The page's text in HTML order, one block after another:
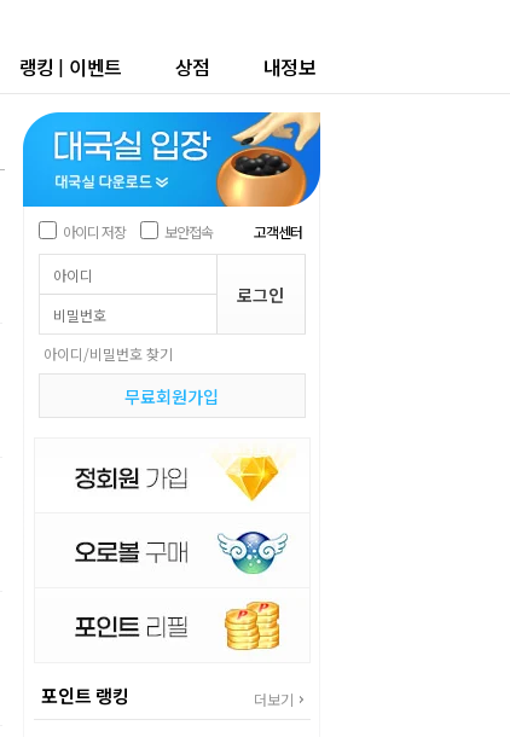
랭킹 | 이벤트 상점 내정보
아이디 저장 보안접속 고객센터
아이디/비밀번호 찾기
무료회원가입
포인트 랭킹 더보기